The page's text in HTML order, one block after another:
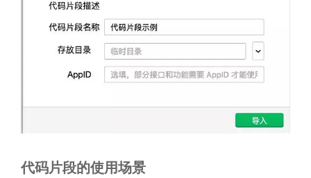
代码片段的使用场景